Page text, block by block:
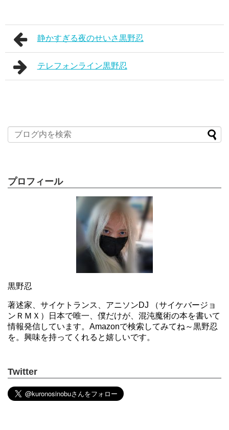
静かすぎる夜のせいさ黒野忍
テレフォンライン黒野忍
プロフィール
黒野忍
著述家、サイケトランス、アニソンDJ （サイケバージョ
ンＲＭＸ）日本で唯一、僕だけが、混沌魔術の本を書いて
情報発信しています。Amazonで検索してみてね～黒野忍
を。興味を持ってくれると嬉しいです。
Twitter